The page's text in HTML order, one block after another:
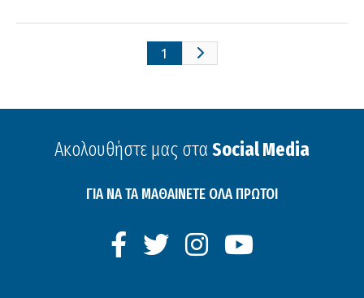
1
Ακολουθήστε μας στα Social Media
ΓΙΑ ΝΑ ΤΑ ΜΑΘΑΙΝΕΤΕ ΟΛΑ ΠΡΩΤΟΙ